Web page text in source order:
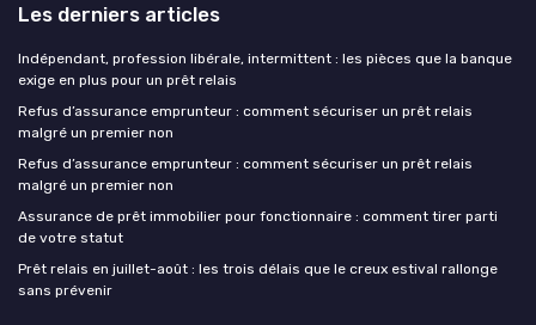
Les derniers articles
Indépendant, profession libérale, intermittent : les pièces que la banque
exige en plus pour un prêt relais
Refus d’assurance emprunteur : comment sécuriser un prêt relais
malgré un premier non
Refus d’assurance emprunteur : comment sécuriser un prêt relais
malgré un premier non
Assurance de prêt immobilier pour fonctionnaire : comment tirer parti
de votre statut
Prêt relais en juillet-août : les trois délais que le creux estival rallonge
sans prévenir